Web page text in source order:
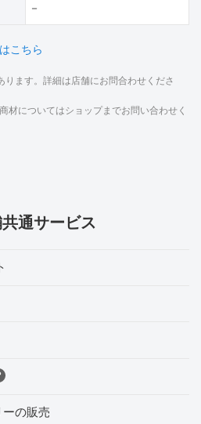
－
こちら
ます。詳細は店舗にお問合わせくださ
材についてはショップまでお問い合わせく
通サービス
の販売